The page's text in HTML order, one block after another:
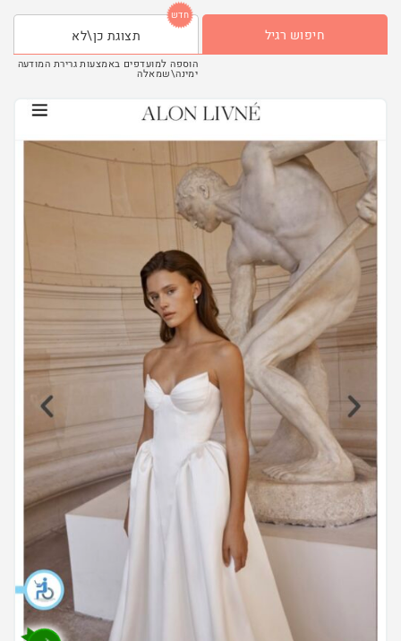
חיפוש רגיל תצוגת כן\לא
חדש
הוספה למועדפים באמצעות גרירת המודעה
ימינה\שמאלה